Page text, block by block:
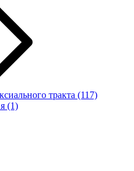
тракта (117)
(1)